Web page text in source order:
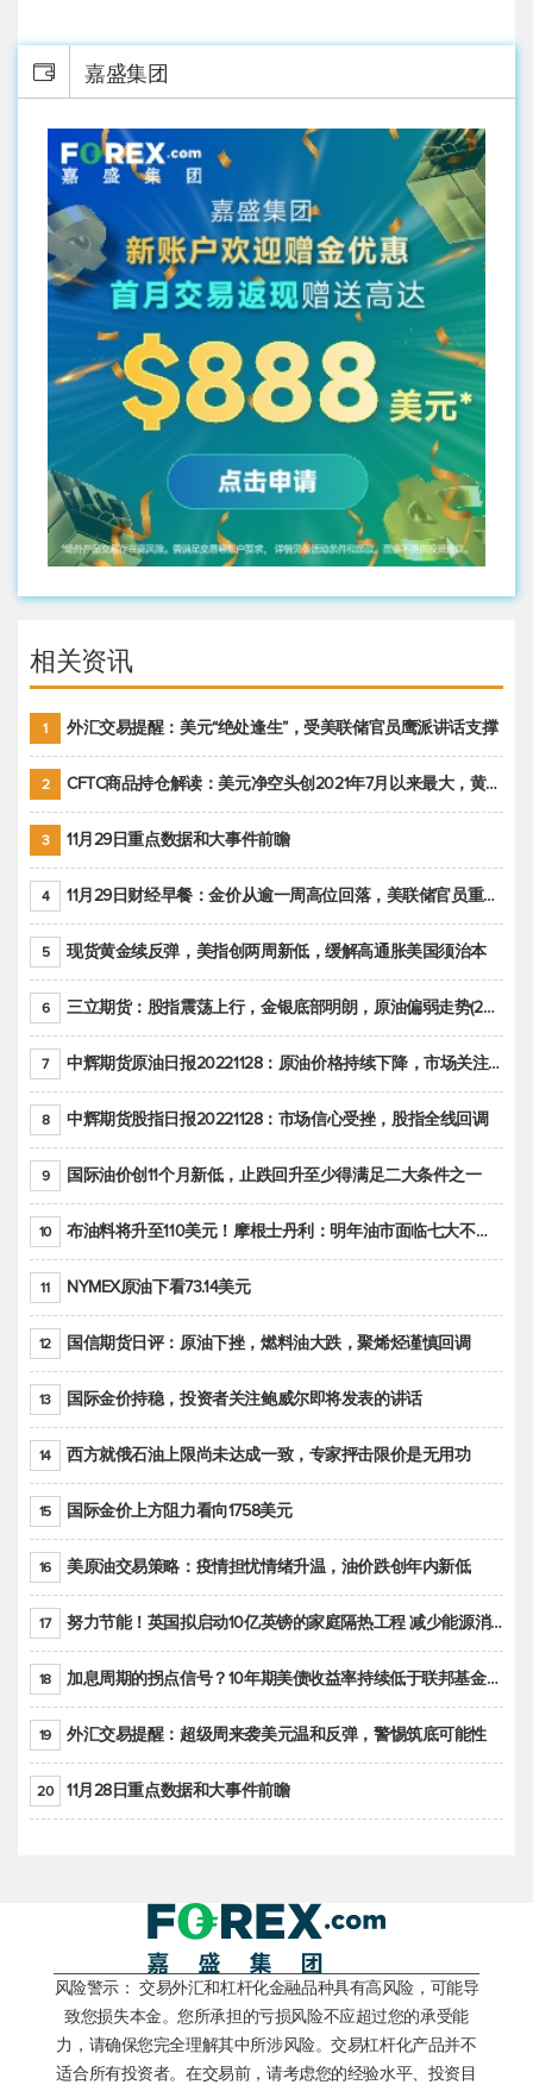
嘉盛集团
相关资讯
1 外汇交易提醒：美元“绝处逢生”，受美联储官员鹰派讲话支撑
2 CFTC商品持仓解读：美元净空头创2021年7月以来最大，黄金期货投机性净多头头寸减少
3 11月29日重点数据和大事件前瞻
4 11月29日财经早餐：金价从逾一周高位回落，美联储官员重申鹰派立场推动美元回升
5 现货黄金续反弹，美指创两周新低，缓解高通胀美国须治本
6 三立期货：股指震荡上行，金银底部明朗，原油偏弱走势(20221128收评)
7 中辉期货原油日报20221128：原油价格持续下降，市场关注OPEC+新一轮产能政策
8 中辉期货股指日报20221128：市场信心受挫，股指全线回调
9 国际油价创11个月新低，止跌回升至少得满足二大条件之一
10 布油料将升至110美元！摩根士丹利：明年油市面临七大不确定性
11 NYMEX原油下看73.14美元
12 国信期货日评：原油下挫，燃料油大跌，聚烯烃谨慎回调
13 国际金价持稳，投资者关注鲍威尔即将发表的讲话
14 西方就俄石油上限尚未达成一致，专家抨击限价是无用功
15 国际金价上方阻力看向1758美元
16 美原油交易策略：疫情担忧情绪升温，油价跌创年内新低
17 努力节能！英国拟启动10亿英镑的家庭隔热工程 减少能源消耗
18 加息周期的拐点信号？10年期美债收益率持续低于联邦基金利率目标区间
19 外汇交易提醒：超级周来袭美元温和反弹，警惕筑底可能性
20 11月28日重点数据和大事件前瞻
风险警示： 交易外汇和杠杆化金融品种具有高风险，可能导
致您损失本金。您所承担的亏损风险不应超过您的承受能
力，请确保您完全理解其中所涉风险。交易杠杆化产品并不
适合所有投资者。在交易前，请考虑您的经验水平、投资目